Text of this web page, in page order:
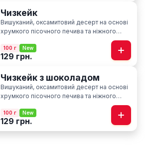
Чизкейк
Вишуканий, оксамитовий десерт на основі
хрумкого пісочного печива та ніжного
100 г New
129 грн.
Чизкейк з шоколадом
Вишуканий, оксамитовий десерт на основі
хрумкого пісочного печива та ніжного
вершкового сиру з нотками шоколаду
100 г New
129 грн.